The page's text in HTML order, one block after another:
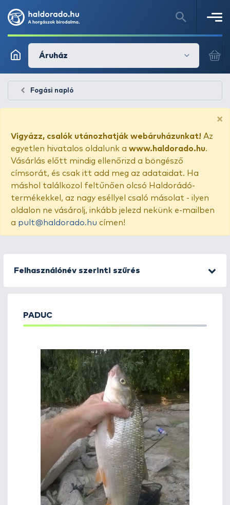
Áruház
Fogási napló
×
Vigyázz, csalók utánozhatják webáruházunkat! Az
egyetlen hivatalos oldalunk a www.haldorado.hu.
Vásárlás előtt mindig ellenőrizd a böngésző
címsorát, és csak itt add meg az adataidat. Ha
máshol találkozol feltűnően olcsó Haldorádó-
termékekkel, az nagy eséllyel csaló másolat - ilyen
oldalon ne vásárolj, inkább jelezd nekünk e-mailben
a pult@haldorado.hu címen!
Felhasználónév szerinti szűrés
PADUC